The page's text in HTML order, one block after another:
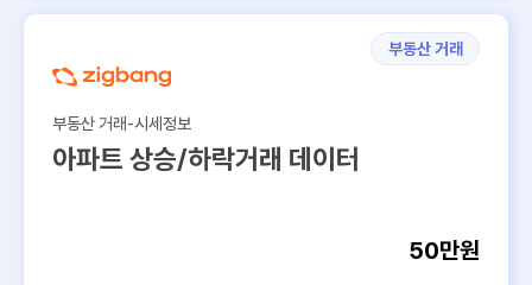
부동산 거래
부동산 거래-시세정보
아파트 상승/하락거래 데이터
50만원